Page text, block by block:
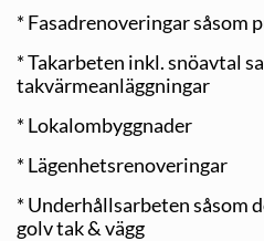
* Fasadrenoveringar såsom
* Takarbeten inkl. snöavtal
takvärmeanläggningar
* Lokalombyggnader
* Lägenhetsrenoveringar
* Underhållsarbeten såsom
golv tak & vägg